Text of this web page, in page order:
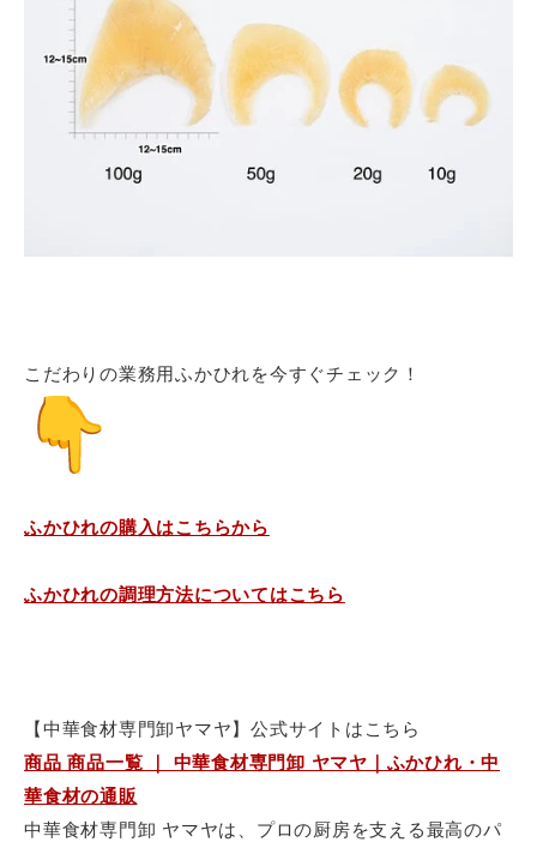
こだわりの業務用ふかひれを今すぐチェック！
ふかひれの購入はこちらから
ふかひれの調理方法についてはこちら
【中華食材専門卸ヤマヤ】公式サイトはこちら
商品 商品一覧 ｜ 中華食材専門卸 ヤマヤ｜ふかひれ・中
華食材の通販
中華食材専門卸 ヤマヤは、プロの厨房を支える最高のパ